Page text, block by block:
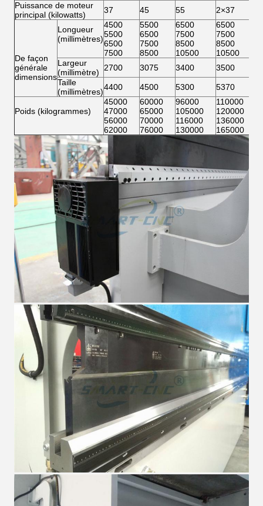
Puissance de moteur
principal (kilowatts)
37 45 55 2×37
De façon
générale
dimensions
Longueur
(millimètres)
4500
5500
6500
7500
5500
6500
7500
8500
6500
7500
8500
10500
6500
7500
8500
10500
Largeur
(millimètre)
2700 3075 3400 3500
Taille
(millimètres)4400 4500 5300 5370
Poids (kilogrammes)
45000
47000
56000
62000
60000
65000
70000
76000
96000
105000
116000
130000
110000
120000
136000
165000